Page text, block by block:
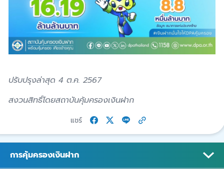
ปรับปรุงล่าสุด 4 ต.ค. 2567
สงวนสิทธิ์โดยสถาบันคุ้มครองเงินฝาก
แชร์
การคุ้มครองเงินฝาก